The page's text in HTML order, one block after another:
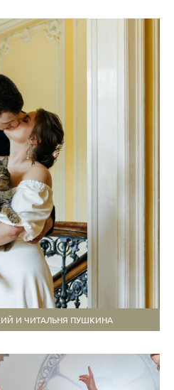
И ЧИТАЛЬНЯ ПУШКИНА